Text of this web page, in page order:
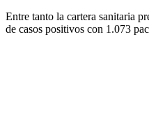
Entre tanto la cartera sanitaria
de casos positivos con 1.073